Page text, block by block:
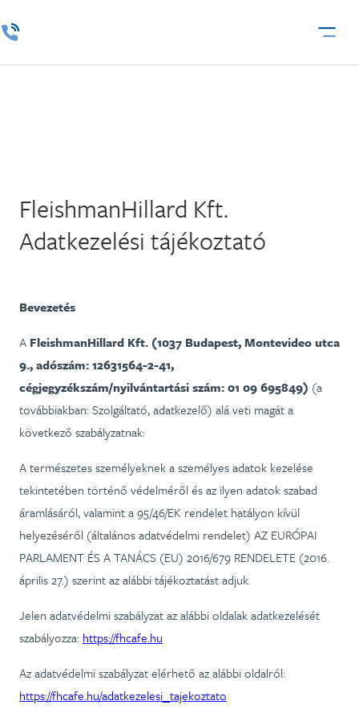
FleishmanHillard Kft.
Adatkezelési tájékoztató
Bevezetés
A FleishmanHillard Kft. (1037 Budapest, Montevideo utca
9., adószám: 12631564-2-41,
cégjegyzékszám/nyilvántartási szám: 01 09 695849) (a
továbbiakban: Szolgáltató, adatkezelő) alá veti magát a
következő szabályzatnak:
A természetes személyeknek a személyes adatok kezelése
tekintetében történő védelméről és az ilyen adatok szabad
áramlásáról, valamint a 95/46/EK rendelet hatályon kívül
helyezéséről (általános adatvédelmi rendelet) AZ EURÓPAI
PARLAMENT ÉS A TANÁCS (EU) 2016/679 RENDELETE (2016.
április 27.) szerint az alábbi tájékoztatást adjuk.
Jelen adatvédelmi szabályzat az alábbi oldalak adatkezelését
szabályozza: https://fhcafe.hu
Az adatvédelmi szabályzat elérhető az alábbi oldalról:
https://fhcafe.hu/adatkezelesi_tajekoztato